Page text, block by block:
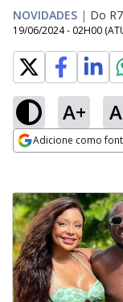
NOVIDADES | Do R7
19/06/2024 - 02H00
A+
Adicione como